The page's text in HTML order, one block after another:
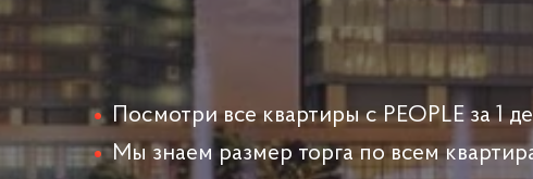
Посмотри все квартиры с PEOPLE за 1
Мы знаем размер торга по всем